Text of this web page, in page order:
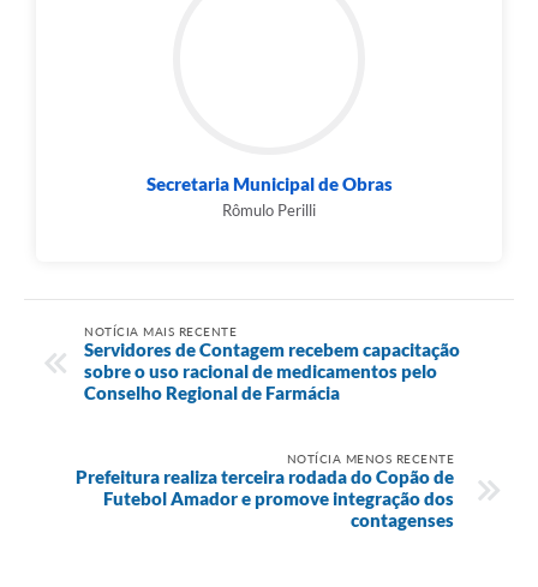
Secretaria Municipal de Obras
Rômulo Perilli
NOTÍCIA MAIS RECENTE
Servidores de Contagem recebem capacitação
sobre o uso racional de medicamentos pelo
Conselho Regional de Farmácia
NOTÍCIA MENOS RECENTE
Prefeitura realiza terceira rodada do Copão de
Futebol Amador e promove integração dos
contagenses